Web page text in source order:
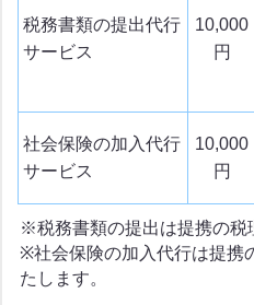
税務書類の提出代行
サービス
10,000
円
社会保険の加入代行
サービス
10,000
円
※税務書類の提出は提携の税
※社会保険の加入代行は提携
たします。